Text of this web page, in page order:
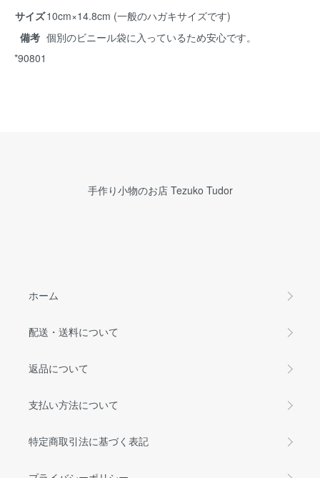
サイズ10cm×14.8cm (一般のハガキサイズです)
備考 個別のビニール袋に入っているため安心です。
*90801
手作り小物のお店 Tezuko Tudor
ホーム
配送・送料について
返品について
支払い方法について
特定商取引法に基づく表記